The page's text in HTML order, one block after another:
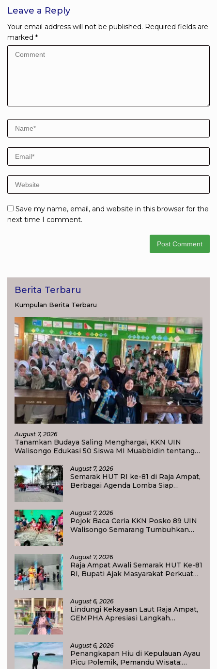
Leave a Reply
Your email address will not be published. Required fields are
marked *
Save my name, email, and website in this browser for the
next time I comment.
Berita Terbaru
Kumpulan Berita Terbaru
August 7, 2026
Tanamkan Budaya Saling Menghargai, KKN UIN
Walisongo Edukasi 50 Siswa MI Muabbidin tentang
August 7, 2026
Semarak HUT RI ke-81 di Raja Ampat,
Berbagai Agenda Lomba Siap
August 7, 2026
Pojok Baca Ceria KKN Posko 89 UIN
Walisongo Semarang Tumbuhkan
August 7, 2026
Raja Ampat Awali Semarak HUT Ke-81
RI, Bupati Ajak Masyarakat Perkuat
August 6, 2026
Lindungi Kekayaan Laut Raja Ampat,
GEMPHA Apresiasi Langkah
August 6, 2026
Penangkapan Hiu di Kepulauan Ayau
Picu Polemik, Pemandu Wisata: